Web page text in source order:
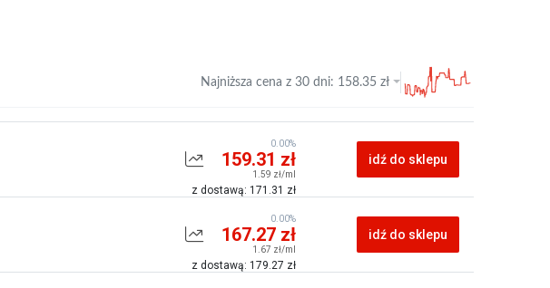
Najniższa cena z 30 dni: 158.35 zł
159.31 zł
1.59 zł/ml
z dostawą: 171.31 zł
0.00%
idź do sklepu
167.27 zł
1.67 zł/ml
z dostawą: 179.27 zł
0.00%
idź do sklepu